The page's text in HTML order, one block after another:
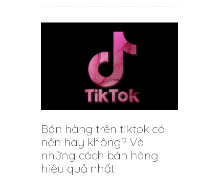
Bán hàng trên tiktok có
nên hay không? Và
những cách bán hàng
hiệu quả nhất